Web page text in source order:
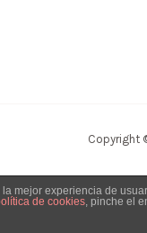
Copyright
mejor experiencia de
de cookies , pinche el